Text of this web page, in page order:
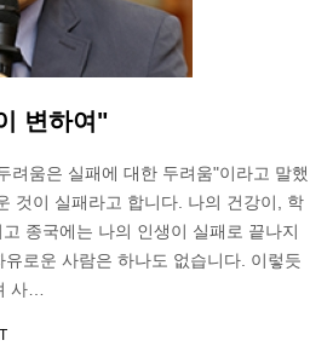
변하여"
려움은 실패에 대한 두려움"이라고 말했
것이 실패라고 합니다. 나의 건강이, 학
종국에는 나의 인생이 실패로 끝나지
로운 사람은 하나도 없습니다. 이렇듯
사…